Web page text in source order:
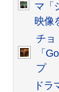
マ「
映像
チョ
「
プ
ドラ